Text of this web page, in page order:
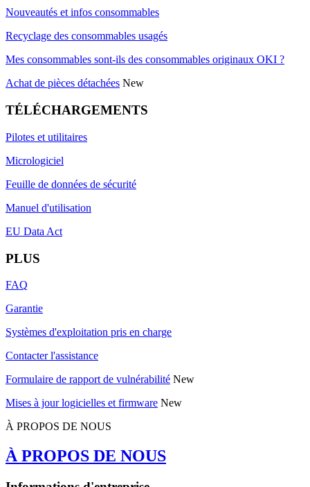
Nouveautés et infos consommables
Recyclage des consommables usagés
Mes consommables sont-ils des consommables originaux OKI ?
Achat de pièces détachées New
TÉLÉCHARGEMENTS
Pilotes et utilitaires
Micrologiciel
Feuille de données de sécurité
Manuel d'utilisation
EU Data Act
PLUS
FAQ
Garantie
Systèmes d'exploitation pris en charge
Contacter l'assistance
Formulaire de rapport de vulnérabilité New
Mises à jour logicielles et firmware New
À PROPOS DE NOUS
À PROPOS DE NOUS